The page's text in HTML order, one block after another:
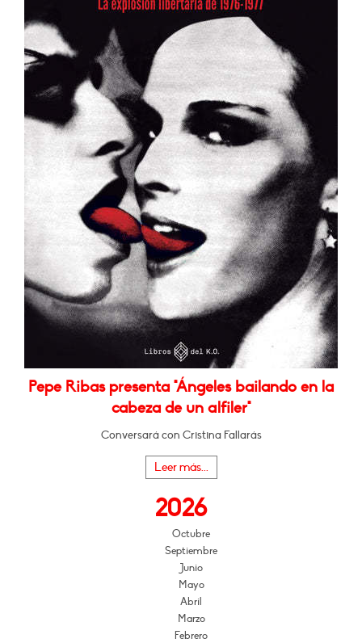
Pepe Ribas presenta "Ángeles bailando en la
cabeza de un alfiler"
Conversará con Cristina Fallarás
Leer más...
2026
Octubre
Septiembre
Junio
Mayo
Abril
Marzo
Febrero